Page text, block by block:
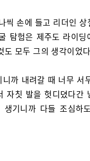
씩 손에 들고 리더인
탐험은 제주도 라이딩
도 모두 그의 생각이었
까 내려갈 때 너무 서
자칫 발을 헛디뎠다간
기니까 다들 조심하